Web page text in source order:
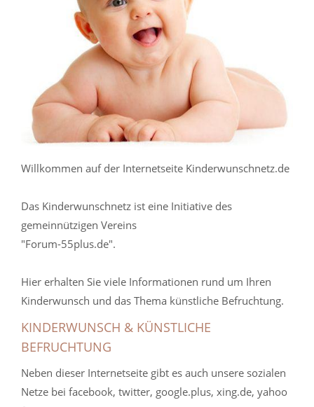
Willkommen auf der Internetseite Kinderwunschnetz.de
Das Kinderwunschnetz ist eine Initiative des
gemeinnützigen Vereins
"Forum-55plus.de".
Hier erhalten Sie viele Informationen rund um Ihren
Kinderwunsch und das Thema künstliche Befruchtung.
KINDERWUNSCH & KÜNSTLICHE
BEFRUCHTUNG
Neben dieser Internetseite gibt es auch unsere sozialen
Netze bei facebook, twitter, google.plus, xing.de, yahoo